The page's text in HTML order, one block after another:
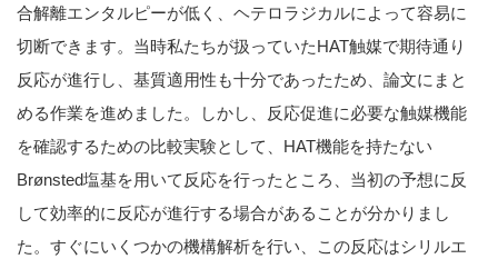
合解離エンタルピーが低く、ヘテロラジカルによって容易に
切断できます。当時私たちが扱っていたHAT触媒で期待通り
反応が進行し、基質適用性も十分であったため、論文にまと
める作業を進めました。しかし、反応促進に必要な触媒機能
を確認するための比較実験として、HAT機能を持たない
Brønsted塩基を用いて反応を行ったところ、当初の予想に反
して効率的に反応が進行する場合があることが分かりまし
た。すぐにいくつかの機構解析を行い、この反応はシリルエ